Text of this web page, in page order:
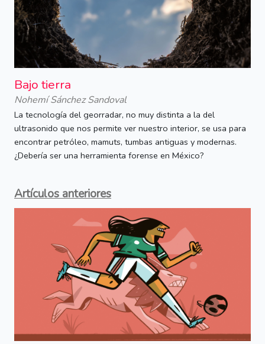
Bajo tierra
Nohemí Sánchez Sandoval
La tecnología del georradar, no muy distinta a la del
ultrasonido que nos permite ver nuestro interior, se usa para
encontrar petróleo, mamuts, tumbas antiguas y modernas.
¿Debería ser una herramienta forense en México?
Artículos anteriores